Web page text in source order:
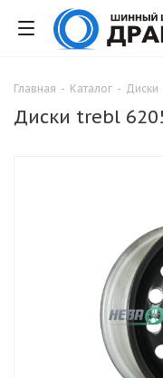
Главная - Каталог - Диски
Диски trebl